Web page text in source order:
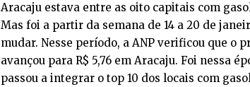
Aracaju estava entre as oito capitais com
Mas foi a partir da semana de 14 a 20 de
mudar. Nesse período, a ANP verificou que o
avançou para R$ 5,76 em Aracaju. Foi nessa
passou a integrar o top 10 dos locais com